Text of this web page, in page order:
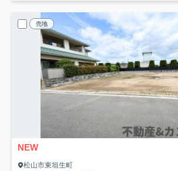
売地
NEW
松山市東垣生町